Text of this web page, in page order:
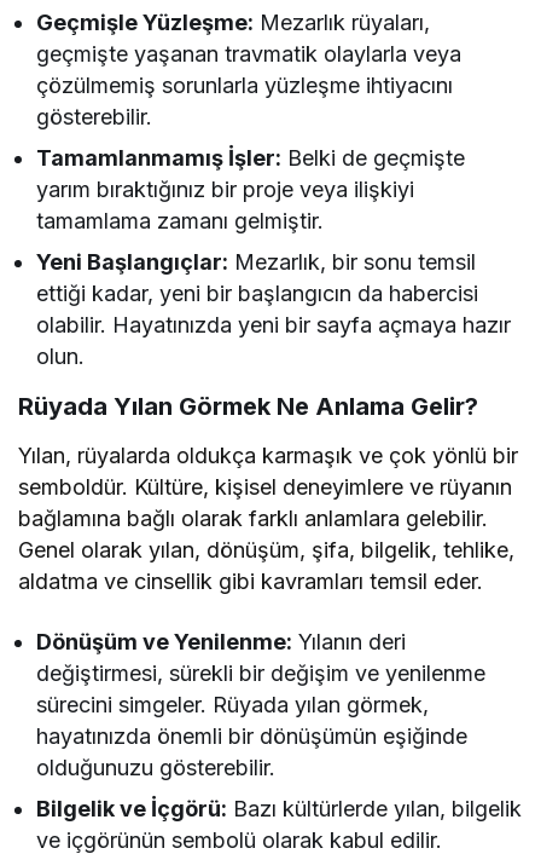
Geçmişle Yüzleşme: Mezarlık rüyaları,
geçmişte yaşanan travmatik olaylarla veya
çözülmemiş sorunlarla yüzleşme ihtiyacını
gösterebilir.
Tamamlanmamış İşler: Belki de geçmişte
yarım bıraktığınız bir proje veya ilişkiyi
tamamlama zamanı gelmiştir.
Yeni Başlangıçlar: Mezarlık, bir sonu temsil
ettiği kadar, yeni bir başlangıcın da habercisi
olabilir. Hayatınızda yeni bir sayfa açmaya hazır
olun.
Rüyada Yılan Görmek Ne Anlama Gelir?
Yılan, rüyalarda oldukça karmaşık ve çok yönlü bir
semboldür. Kültüre, kişisel deneyimlere ve rüyanın
bağlamına bağlı olarak farklı anlamlara gelebilir.
Genel olarak yılan, dönüşüm, şifa, bilgelik, tehlike,
aldatma ve cinsellik gibi kavramları temsil eder.
Dönüşüm ve Yenilenme: Yılanın deri
değiştirmesi, sürekli bir değişim ve yenilenme
sürecini simgeler. Rüyada yılan görmek,
hayatınızda önemli bir dönüşümün eşiğinde
olduğunuzu gösterebilir.
Bilgelik ve İçgörü: Bazı kültürlerde yılan, bilgelik
ve içgörünün sembolü olarak kabul edilir.